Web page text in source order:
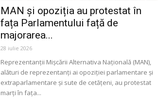
MAN și opoziția au protestat în
fața Parlamentului față de
majorarea...
28 iulie 2026
Reprezentanții Mișcării Alternativa Națională (MAN),
alături de reprezentanți ai opoziției parlamentare și
extraparlamentare și sute de cetățeni, au protestat
marți în fața...